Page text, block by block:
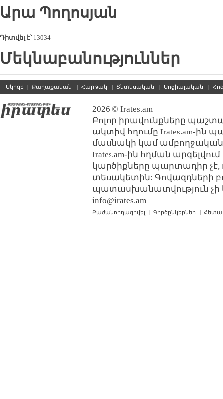
Արա Պողոսյան
Դիտվել է՝13034
Մեկնաբանություններ
Սկիզբ | Քաղաքական | Հարթակ | Տնտեսական | Սոցիալական |
2026 © Irates.am
Բոլոր իրավունքները
ակտիվ հղումը Irates.am-ին
մասնակի կամ ամբողջական
Irates.am-ին հղման
կարծիքները պարտադիր չէ,
տեսակետին: Գովազդների
պատասխանատվություն չի
info@irates.am
Բաժանորդագրվել | Գործընկերներ |